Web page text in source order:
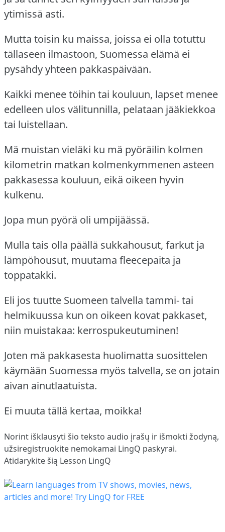
ytimissä asti.
Mutta toisin ku maissa, joissa ei olla totuttu
tällaseen ilmastoon, Suomessa elämä ei
pysähdy yhteen pakkaspäivään.
Kaikki menee töihin tai kouluun, lapset menee
edelleen ulos välitunnilla, pelataan jääkiekkoa
tai luistellaan.
Mä muistan vieläki ku mä pyöräilin kolmen
kilometrin matkan kolmenkymmenen asteen
pakkasessa kouluun, eikä oikeen hyvin
kulkenu.
Jopa mun pyörä oli umpijäässä.
Mulla tais olla päällä sukkahousut, farkut ja
lämpöhousut, muutama fleecepaita ja
toppatakki.
Eli jos tuutte Suomeen talvella tammi- tai
helmikuussa kun on oikeen kovat pakkaset,
niin muistakaa: kerrospukeutuminen!
Joten mä pakkasesta huolimatta suosittelen
käymään Suomessa myös talvella, se on jotain
aivan ainutlaatuista.
Ei muuta tällä kertaa, moikka!
Norint išklausyti šio teksto audio įrašų ir išmokti žodyną,
užsiregistruokite nemokamai LingQ paskyrai.
Atidarykite šią Lesson LingQ